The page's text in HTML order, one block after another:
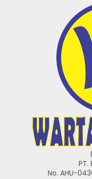
PT.
No. AHU-